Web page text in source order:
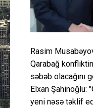
Rasim
Qarabağ
səbəb olacağını
Elxan Şahinoğlu:
yeni nəsə təklif